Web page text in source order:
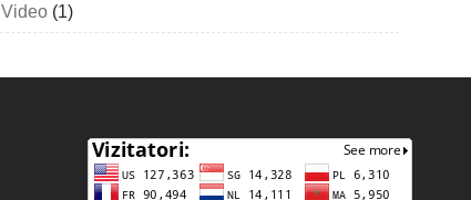
Video (1)